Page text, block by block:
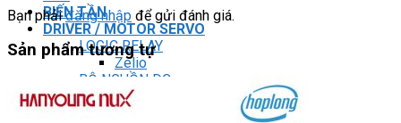
BIẾN TẦN
DRIVER / MOTOR SERVO
LOGIC RELAY
Zelio
BỘ NGUỒN DC
Robot KUKA
Light Star
Bạn phảiđăng nhập để gửi đánh giá.
Sản phẩm tương tự